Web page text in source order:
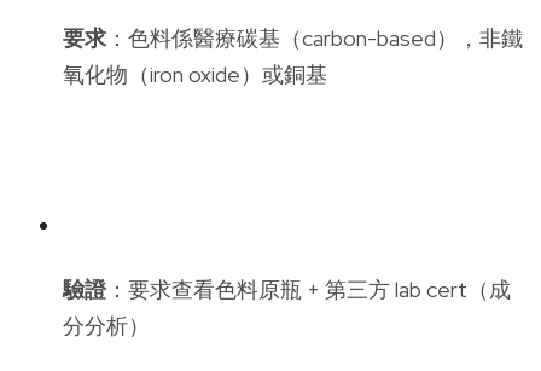
要求 ：色料係醫療碳基（carbon-based），非鐵
氧化物（iron oxide）或銅基
驗證：要求查看色料原瓶 + 第三方 lab cert（成
分分析）